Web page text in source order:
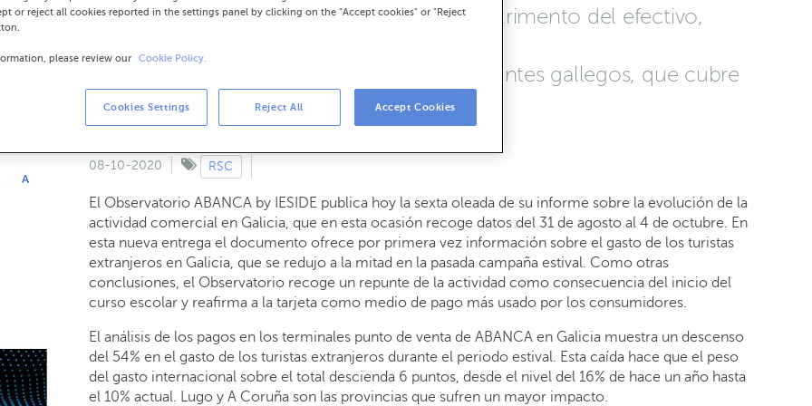
pago más utilizado por los consumidores, en detrimento del efectivo,
de su análisis de big data de medios de pago de clientes gallegos, que cubre
octubre
08-10-2020 RSC
El Observatorio ABANCA by IESIDE publica hoy la sexta oleada de su informe sobre la evolución de la
actividad comercial en Galicia, que en esta ocasión recoge datos del 31 de agosto al 4 de octubre. En
esta nueva entrega el documento ofrece por primera vez información sobre el gasto de los turistas
extranjeros en Galicia, que se redujo a la mitad en la pasada campaña estival. Como otras
conclusiones, el Observatorio recoge un repunte de la actividad como consecuencia del inicio del
curso escolar y reafirma a la tarjeta como medio de pago más usado por los consumidores.
El análisis de los pagos en los terminales punto de venta de ABANCA en Galicia muestra un descenso
del 54% en el gasto de los turistas extranjeros durante el periodo estival. Esta caída hace que el peso
del gasto internacional sobre el total descienda 6 puntos, desde el nivel del 16% de hace un año hasta
el 10% actual. Lugo y A Coruña son las provincias que sufren un mayor impacto.
or reject all cookies reported in the settings panel by clicking on the "Accept cookies" or "Reject
please review our Cookie Policy.
Cookies Settings Reject All Accept Cookies